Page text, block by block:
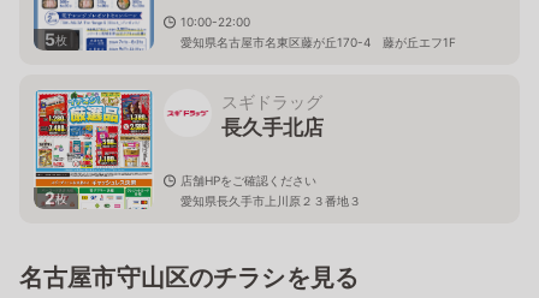
5枚
10:00-22:00
愛知県名古屋市名東区藤が丘170-4 藤が丘エフ1F
2枚
スギドラッグ
長久手北店
店舗HPをご確認ください
愛知県長久手市上川原２３番地３
名古屋市守山区のチラシを見る